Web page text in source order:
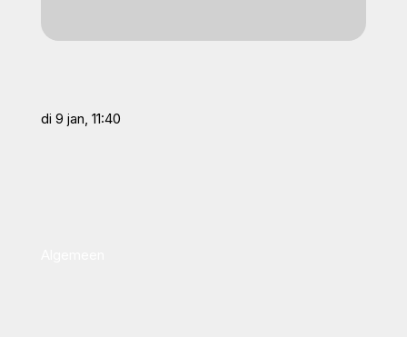
di 9 jan, 11:40